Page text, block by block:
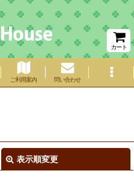
カート
ご利用案内 問い合わせ
表示順変更